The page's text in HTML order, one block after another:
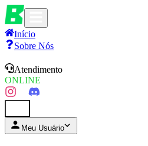
Início
Sobre Nós
Atendimento
ONLINE
Meu Usuário